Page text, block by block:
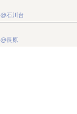
石川台
長原